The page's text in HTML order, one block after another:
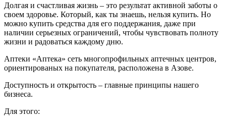
Долгая и счастливая жизнь – это результат активной заботы о
своем здоровье. Который, как ты знаешь, нельзя купить. Но
можно купить средства для его поддержания, даже при
наличии серьезных ограничений, чтобы чувствовать полноту
жизни и радоваться каждому дню.
Аптеки «Аптека» сеть многопрофильных аптечных центров,
ориентированых на покупателя, расположена в Азове.
Доступность и открытость – главные принципы нашего
бизнеса.
Для этого: